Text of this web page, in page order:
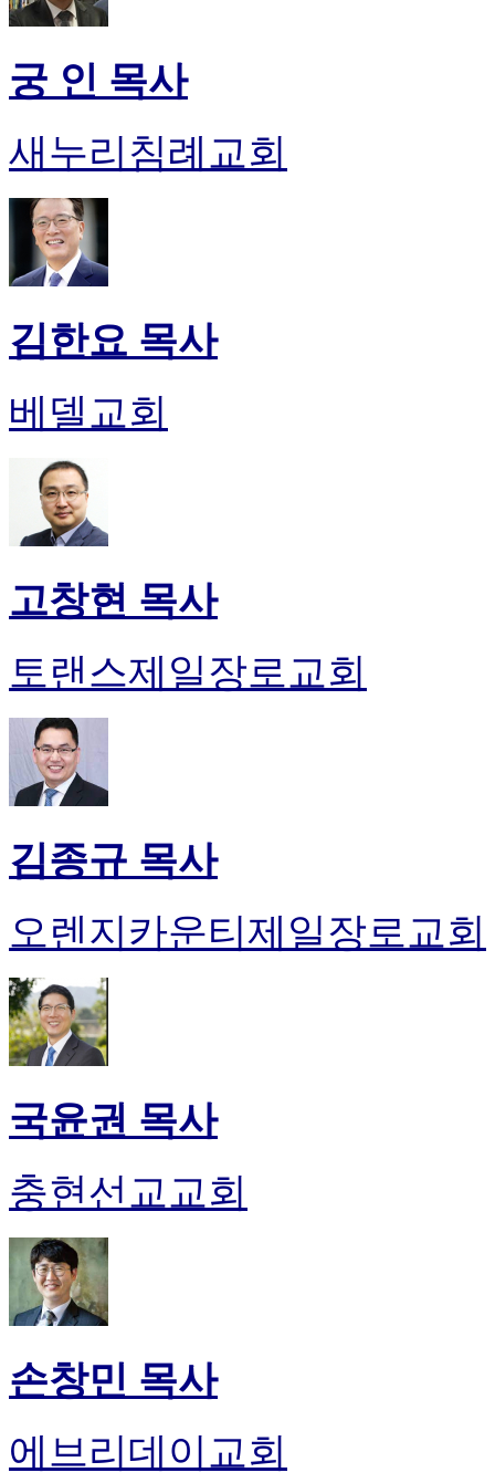
궁 인 목사
새누리침례교회
김한요 목사
베델교회
고창현 목사
토랜스제일장로교회
김종규 목사
오렌지카운티제일장로교회
국윤권 목사
충현선교교회
손창민 목사
에브리데이교회